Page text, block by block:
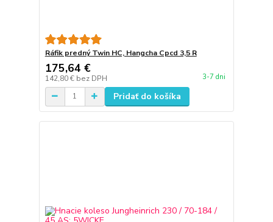
Ráfik predný Twin HC, Hangcha Cpcd 3,5 R
175,64 €
142,80 € bez DPH 3-7 dni
Pridať do košíka